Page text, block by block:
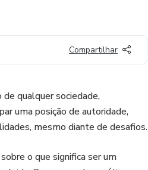
Compartilhar
qualquer sociedade,
uma posição de autoridade,
mesmo diante de desafios.
o que significa ser um